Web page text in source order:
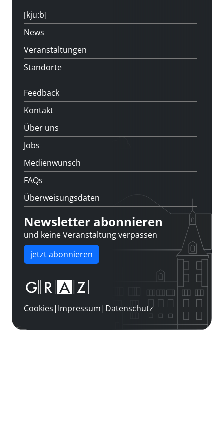
[kju:b]
News
Veranstaltungen
Standorte
Feedback
Kontakt
Über uns
Jobs
Medienwunsch
FAQs
Überweisungsdaten
Newsletter abonnieren
und keine Veranstaltung verpassen
jetzt abonnieren
Cookies| Impressum| Datenschutz